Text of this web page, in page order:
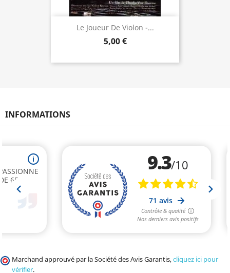
Le Joueur De Violon -...
5,00 €
INFORMATIONS
Marchand approuvé par la Société des Avis Garantis,cliquez ici pour
vérifier.